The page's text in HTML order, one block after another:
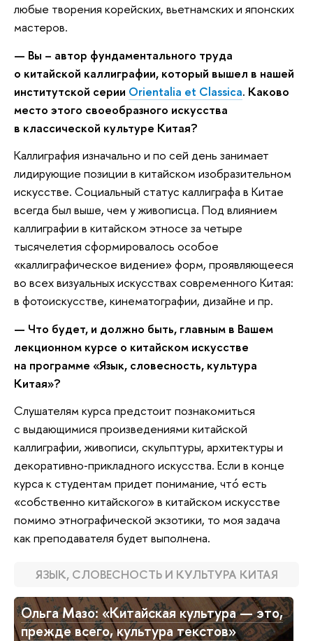
любые творения корейских, вьетнамских и японских
мастеров.
— Вы – автор фундаментального труда
о китайской каллиграфии, который вышел в нашей
институтской серии Orientalia et Classica. Каково
место этого своеобразного искусства
в классической культуре Китая?
Каллиграфия изначально и по сей день занимает
лидирующие позиции в китайском изобразительном
искусстве. Социальный статус каллиграфа в Китае
всегда был выше, чем у живописца. Под влиянием
каллиграфии в китайском этносе за четыре
тысячелетия сформировалось особое
«каллиграфическое видение» форм, проявляющееся
во всех визуальных искусствах современного Китая:
в фотоискусстве, кинематографии, дизайне и пр.
— Что будет, и должно быть, главным в Вашем
лекционном курсе о китайском искусстве
на программе «Язык, словесность, культура
Китая»?
Слушателям курса предстоит познакомиться
с выдающимися произведениями китайской
каллиграфии, живописи, скульптуры, архитектуры и
декоративно‑прикладного искусства. Если в конце
курса к студентам придет понимание, чтó есть
«собственно китайского» в китайском искусстве
помимо этнографической экзотики, то моя задача
как преподавателя будет выполнена.
ЯЗЫК, СЛОВЕСНОСТЬ И КУЛЬТУРА КИТАЯ
Ольга Мазо: «Китайская культура — это,
прежде всего, культура текстов»